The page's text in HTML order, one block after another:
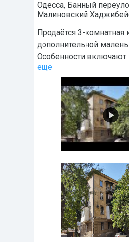
Одесса, Банный
Малиновский
Продаётся 3-комнатная
дополнительной
Особенности включают
ещё